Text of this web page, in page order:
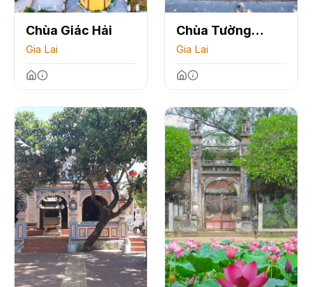
Chùa Giác Hải
Gia Lai
Chùa Tường
Quang
Gia Lai